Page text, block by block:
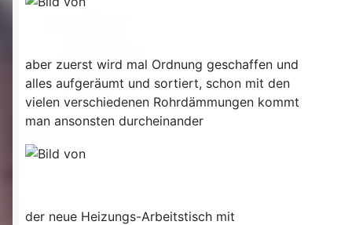
aber zuerst wird mal Ordnung geschaffen und
alles aufgeräumt und sortiert, schon mit den
vielen verschiedenen Rohrdämmungen kommt
man ansonsten durcheinander
der neue Heizungs-Arbeitstisch mit